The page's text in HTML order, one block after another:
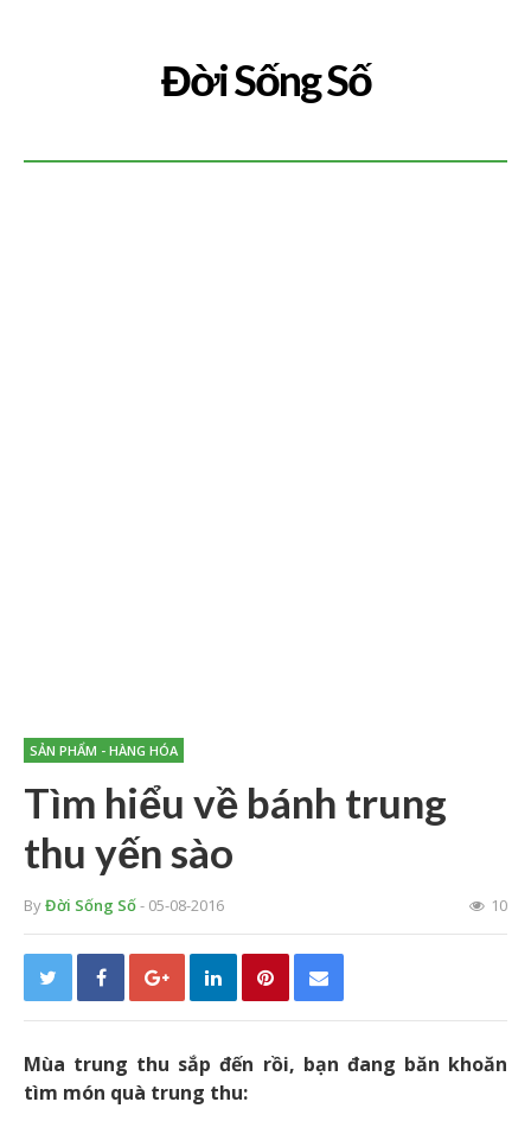
Đời Sống Số
SẢN PHẨM - HÀNG HÓA
Tìm hiểu về bánh trung
thu yến sào
ByĐời Sống Số- 05-08-2016 10
Mùa trung thu sắp đến rồi, bạn đang băn khoăn
tìm món quà trung thu: